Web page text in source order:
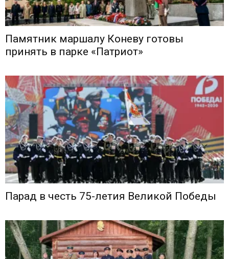
Памятник маршалу Коневу готовы
принять в парке «Патриот»
Парад в честь 75-летия Великой Победы